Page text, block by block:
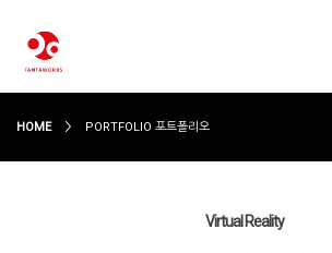
HOME PORTFOLIO 포트폴리오
Virtual Reality